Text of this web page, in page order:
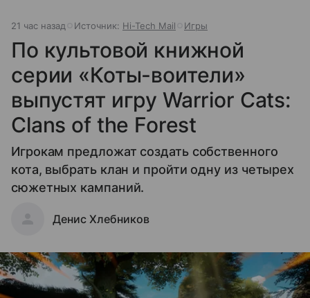
21 час назад Источник: Hi-Tech Mail Игры
По культовой книжной
серии «Коты-воители»
выпустят игру Warrior Cats:
Clans of the Forest
Игрокам предложат создать собственного
кота, выбрать клан и пройти одну из четырех
сюжетных кампаний.
Денис Хлебников